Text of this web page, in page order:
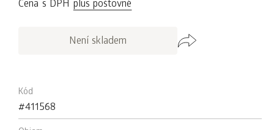
Cena s DPH plus poštovné
Není skladem
Kód
#411568